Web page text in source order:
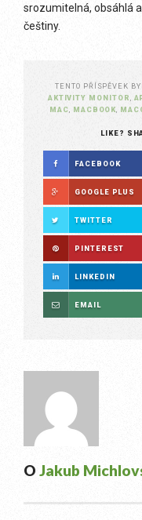
srozumitelná, obsáhlá
češtiny.
TENTO PŘÍSPĚVEK
AKTIVITY MONITOR
MAC
MACBOOK
LIKE?
FACEBOOK
GOOGLE PLUS
TWITTER
PINTEREST
LINKEDIN
EMAIL
O Jakub